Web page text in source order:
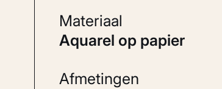
Materiaal
Aquarel op papier
Afmetingen